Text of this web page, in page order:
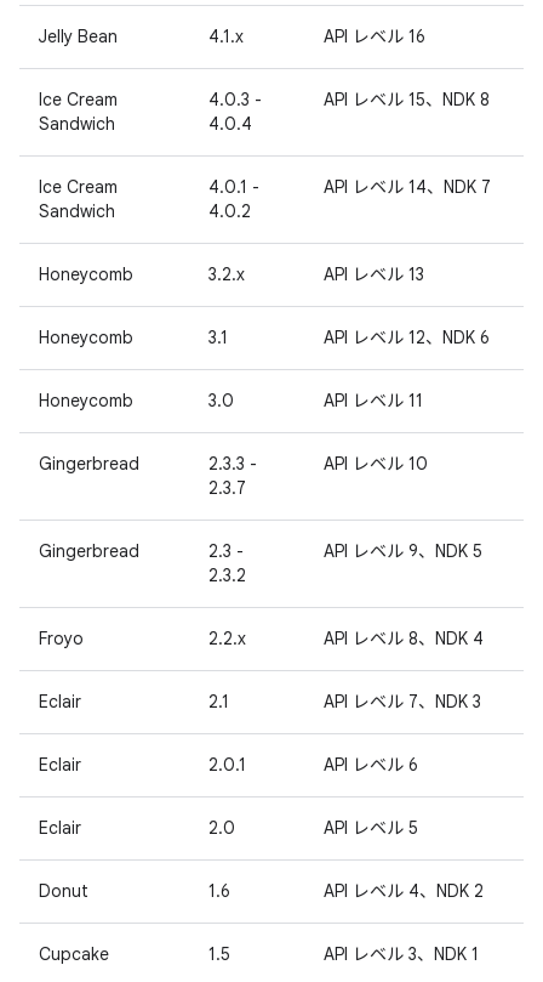
Jelly Bean 4.1.x API レベル 16
Ice Cream
Sandwich
4.0.3 -
4.0.4
API レベル 15、NDK 8
Ice Cream
Sandwich
4.0.1 -
4.0.2
API レベル 14、NDK 7
Honeycomb 3.2.x API レベル 13
Honeycomb 3.1 API レベル 12、NDK 6
Honeycomb 3.0 API レベル 11
Gingerbread
2.3.3 -
2.3.7
API レベル 10
Gingerbread
2.3 -
2.3.2
API レベル 9、NDK 5
Froyo 2.2.x API レベル 8、NDK 4
Eclair 2.1 API レベル 7、NDK 3
Eclair 2.0.1 API レベル 6
Eclair 2.0 API レベル 5
Donut 1.6 API レベル 4、NDK 2
Cupcake 1.5 API レベル 3、NDK 1